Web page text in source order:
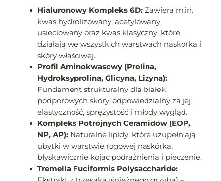
Hialuronowy Kompleks 6D: Zawiera m.in.
kwas hydrolizowany, acetylowany,
usieciowany oraz kwas klasyczny, które
działają we wszystkich warstwach naskórka i
skóry właściwej.
Profil Aminokwasowy (Prolina,
Hydroksyprolina, Glicyna, Lizyna):
Fundament strukturalny dla białek
podporowych skóry, odpowiedzialny za jej
elastyczność, sprężystość i młody wygląd.
Kompleks Potrójnych Ceramidów (EOP,
NP, AP): Naturalne lipidy, które uzupełniają
ubytki w warstwie rogowej naskórka,
błyskawicznie kojąc podrażnienia i pieczenie.
Tremella Fuciformis Polysaccharide: